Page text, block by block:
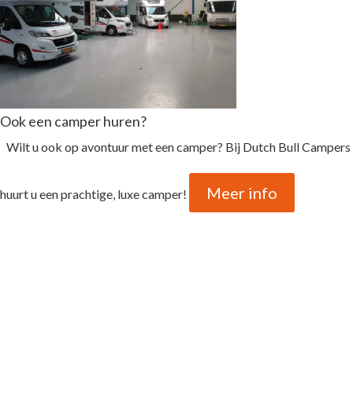
Ook een camper huren?
Wilt u ook op avontuur met een camper? Bij Dutch Bull Campers
huurt u een prachtige, luxe camper! Meer info